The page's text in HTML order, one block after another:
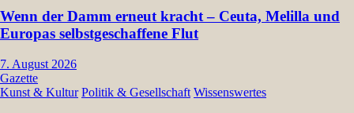
Wenn der Damm erneut kracht – Ceuta, Melilla und
Europas selbstgeschaffene Flut
7. August 2026
Gazette
Kunst & Kultur Politik & Gesellschaft Wissenswertes